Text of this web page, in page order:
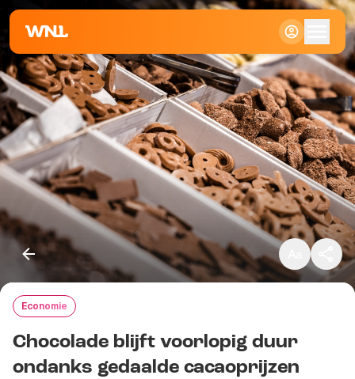
Klein
Standaard
Groot
Economie
Chocolade blijft voorlopig duur
ondanks gedaalde cacaoprijzen